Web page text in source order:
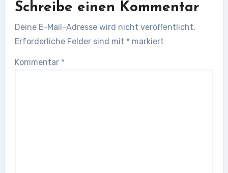
Schreibe einen Kommentar
Deine E-Mail-Adresse wird nicht veröffentlicht.
Erforderliche Felder sind mit * markiert
Kommentar *